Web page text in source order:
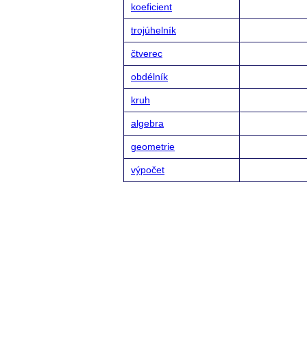
koeficient
trojúhelník
čtverec
obdélník
kruh
algebra
geometrie
výpočet